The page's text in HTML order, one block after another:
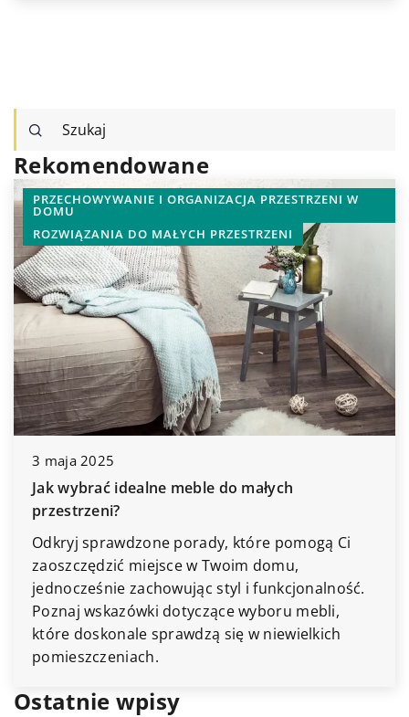
Rekomendowane
PRZECHOWYWANIE I ORGANIZACJA PRZESTRZENI W
DOMU
ROZWIĄZANIA DO MAŁYCH PRZESTRZENI
3 maja 2025
Jak wybrać idealne meble do małych
przestrzeni?
Odkryj sprawdzone porady, które pomogą Ci
zaoszczędzić miejsce w Twoim domu,
jednocześnie zachowując styl i funkcjonalność.
Poznaj wskazówki dotyczące wyboru mebli,
które doskonale sprawdzą się w niewielkich
pomieszczeniach.
Ostatnie wpisy